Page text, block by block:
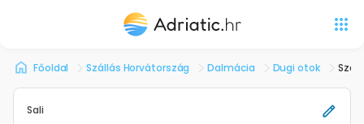
Főoldal Szállás Horvátország Dalmácia Dugi otok
Sali